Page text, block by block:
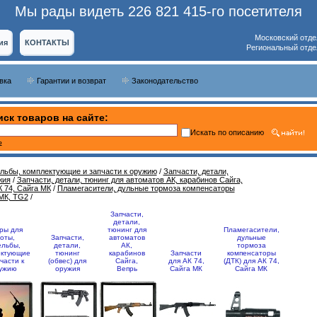
Мы рады видеть 226 821 415-го посетителя
КОНТАКТЫ
Московский
Региональный
Гарантии и возврат Законодательство
товаров на сайте:
Искать по описанию
комплектующие и запчасти к оружию/ Запчасти, детали,
/ Запчасти, детали, тюнинг для автоматов АК, карабинов Сайга,
74, Сайга МК/ Пламегасители, дульные тормоза компенсаторы
TG2/
для
к
Запчасти,
детали,
тюнинг
(обвес) для
оружия
Запчасти,
детали,
тюнинг для
автоматов
АК,
карабинов
Сайга,
Вепрь
Запчасти
для АК 74,
Сайга МК
Пламегасители,
дульные
тормоза
компенсаторы
(ДТК) для АК 74,
Сайга МК